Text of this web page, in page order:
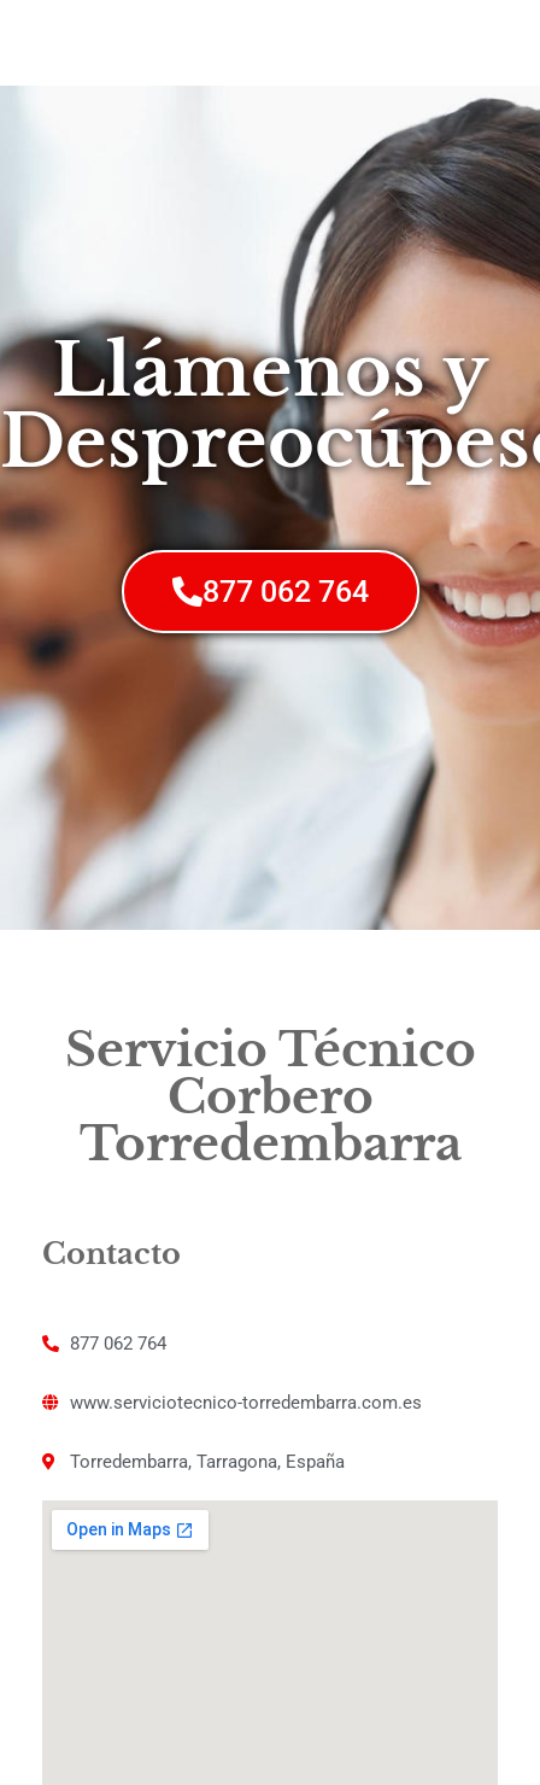
Llámenos y
877 062 764
Servicio Técnico
Corbero
Torredembarra
Contacto
877 062 764
www.serviciotecnico-torredembarra.com.es
Torredembarra, Tarragona, España